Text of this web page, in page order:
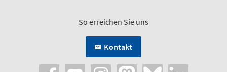
So erreichen Sie uns
Kontakt